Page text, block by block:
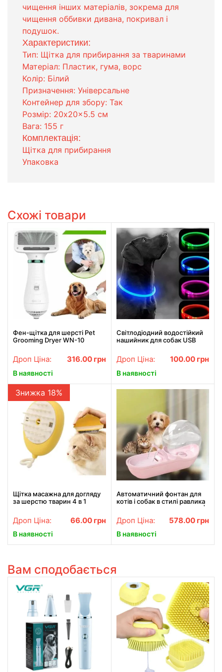
чищення інших матеріалів, зокрема для
чищення оббивки дивана, покривал і
подушок.
Характеристики:
Тип: Щітка для прибирання за тваринами
Матеріал: Пластик, гума, ворс
Колір: Білий
Призначення: Універсальне
Контейнер для збору: Так
Розмір: 20x20x5.5 см
Вага: 155 г
Комплектація:
Щітка для прибирання
Упаковка
Схожі товари
Фен-щітка для шерсті Pet
Grooming Dryer WN-10
Дроп Ціна: 316.00 грн
В наявності
Світлодіодний водостійкий
нашийник для собак USB
L-70 см
Дроп Ціна: 100.00 грн
В наявності
Знижка 18%
Щітка масажна для догляду
за шерстю тварин 4 в 1
Дроп Ціна: 66.00 грн
В наявності
Автоматичний фонтан для
котів і собак в стилі равлика
USB 4,5 л. 152 унції LY-470 |
Поїлка для тварин
Дроп Ціна: 578.00 грн
В наявності
Вам сподобається